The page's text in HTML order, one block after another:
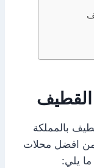
بالمملكة
من افضل محلات
يلي: